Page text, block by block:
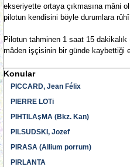
ekseriyette ortaya çıkmasına mâni
pilotun kendisini böyle durumlara
Pilotun tahminen 1 saat 15
mâden işçisinin bir günde kaybettiği
Konular
PICCARD, Jean Félix
PIERRE LOTi
PIHTILAşMA (Bkz. Kan)
PILSUDSKI, Jozef
PIRASA (Allium porrum)
PIRLANTA